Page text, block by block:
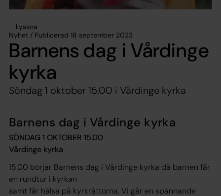
Lyssna
Nyhet / Publicerad 18 september 2023
Barnens dag i Vårdinge
kyrka
Söndag 1 oktober 15.00 i Vårdinge kyrka
Barnens dag i Vårdinge kyrka
SÖNDAG 1 OKTOBER 15.00
Vårdinge kyrka
15.00 börjar Barnens dag i Vårdinge kyrka då barnen får
en rundtur i kyrkan
samt får hälsa på kyrkråttorna. Vi går en spännande